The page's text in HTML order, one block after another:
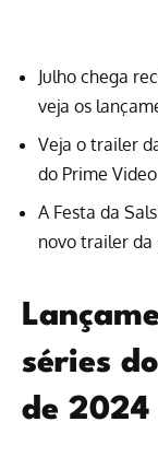
Julho chega
veja os
Veja o trailer
do Prime Video
A Festa da
novo trailer da
séries
de 2024